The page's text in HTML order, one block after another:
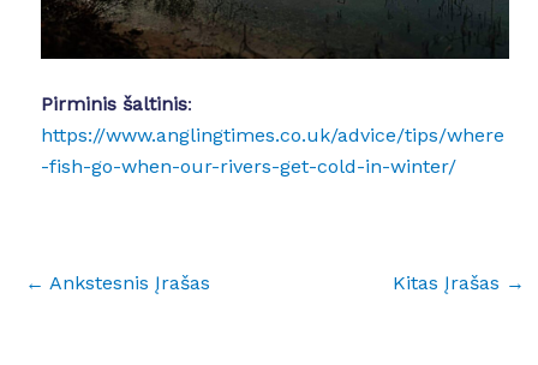
Pirminis šaltinis:
https://www.anglingtimes.co.uk/advice/tips/where
-fish-go-when-our-rivers-get-cold-in-winter/
← Ankstesnis Įrašas Kitas Įrašas →